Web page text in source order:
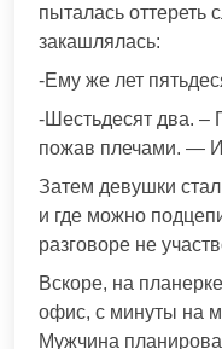
пыталась оттереть
закашлялась:
-Ему же лет
-Шестьдесят два. –
пожав плечами. —
Затем девушки
и где можно
разговоре не
Вскоре, на
офис, с минуты на
Мужчина